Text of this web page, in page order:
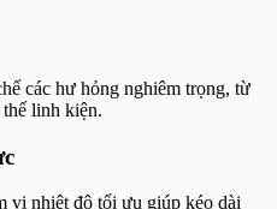
các hư hỏng nghiêm trọng, từ
linh kiện.
vi nhiệt độ tối ưu giúp kéo dài